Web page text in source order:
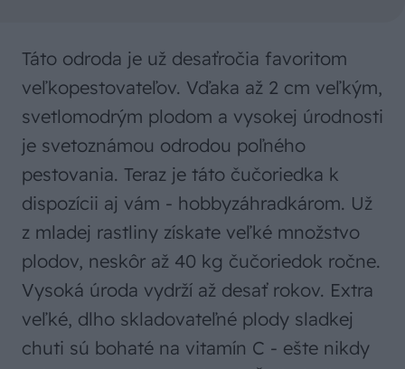
Táto odroda je už desaťročia favoritom
veľkopestovateľov. Vďaka až 2 cm veľkým,
svetlomodrým plodom a vysokej úrodnosti
je svetoznámou odrodou poľného
pestovania. Teraz je táto čučoriedka k
dispozícii aj vám - hobbyzáhradkárom. Už
z mladej rastliny získate veľké množstvo
plodov, neskôr až 40 kg čučoriedok ročne.
Vysoká úroda vydrží až desať rokov. Extra
veľké, dlho skladovateľné plody sladkej
chuti sú bohaté na vitamín C - ešte nikdy